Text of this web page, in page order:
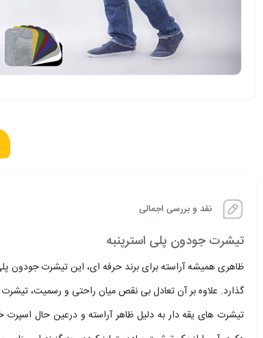
نقد و بررسی اجمالی
تیشرت جودون پلی استرپنبه
ظاهری همیشه آراسته برای برند حرفه ای، این تیشرت جودون
گذارد. علاوه بر آن تعادل بی نقص میان راحتی و رسمیت،
تیشرت های یقه دار به دلیل ظاهر آراسته و درعین حال